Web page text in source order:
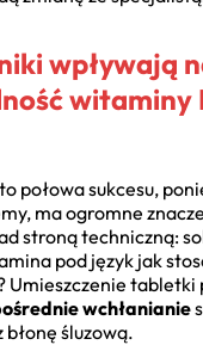
wpływają
witaminy
połowa sukcesu,
ma ogromne
stroną techniczną:
pod język jak
Umieszczenie tabletki
wchłanianie
śluzową.